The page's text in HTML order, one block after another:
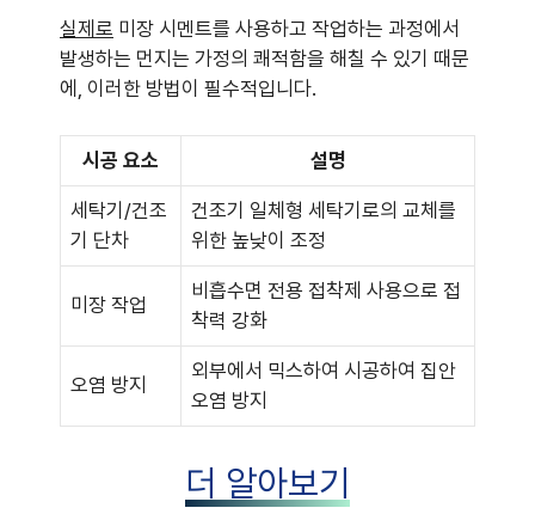
실제로 미장 시멘트를 사용하고 작업하는 과정에서
발생하는 먼지는 가정의 쾌적함을 해칠 수 있기 때문
에, 이러한 방법이 필수적입니다.
시공 요소 설명
세탁기/건조
기 단차
건조기 일체형 세탁기로의 교체를
위한 높낮이 조정
미장 작업
비흡수면 전용 접착제 사용으로 접
착력 강화
오염 방지
외부에서 믹스하여 시공하여 집안
오염 방지
더 알아보기